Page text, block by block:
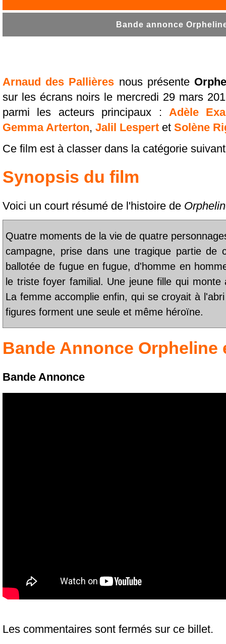
Bande annonce
Arnaud des Pallières nous présente
sur les écrans noirs le mercredi 29 mars
parmi les acteurs principaux : Adèle
Gemma Arterton, Jalil Lespert et Solène
Ce film est à classer dans la catégorie
Synopsis du film
Voici un court résumé de l'histoire de
Quatre moments de la vie de quatre
campagne, prise dans une tragique partie de
ballotée de fugue en fugue, d'homme en
le triste foyer familial. Une jeune fille qui
La femme accomplie enfin, qui se croyait à
figures forment une seule et même héroïne.
Bande Annonce Orpheline
Bande Annonce
Les commentaires sont fermés sur ce billet.